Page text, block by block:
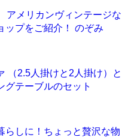
メリカンヴィンテージな
ップをご紹介！ のぞみ
（2.5人掛けと2人掛け）と
グテーブルのセット
らしに！ちょっと贅沢な物